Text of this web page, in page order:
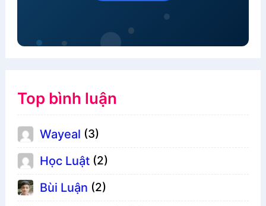
Top bình luận
Wayeal (3)
Học Luật (2)
Bùi Luận (2)